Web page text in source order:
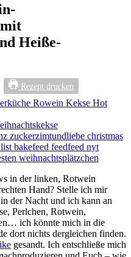
Heiße-
Rezept drucken
in der linken, Rotwein
Hand? Stelle ich mir
der Nacht und ich kann an
Perlchen, Rotwein,
ich könnte mich in die
dort nichts dergleichen finden.
gesandt. Ich entschließe mich